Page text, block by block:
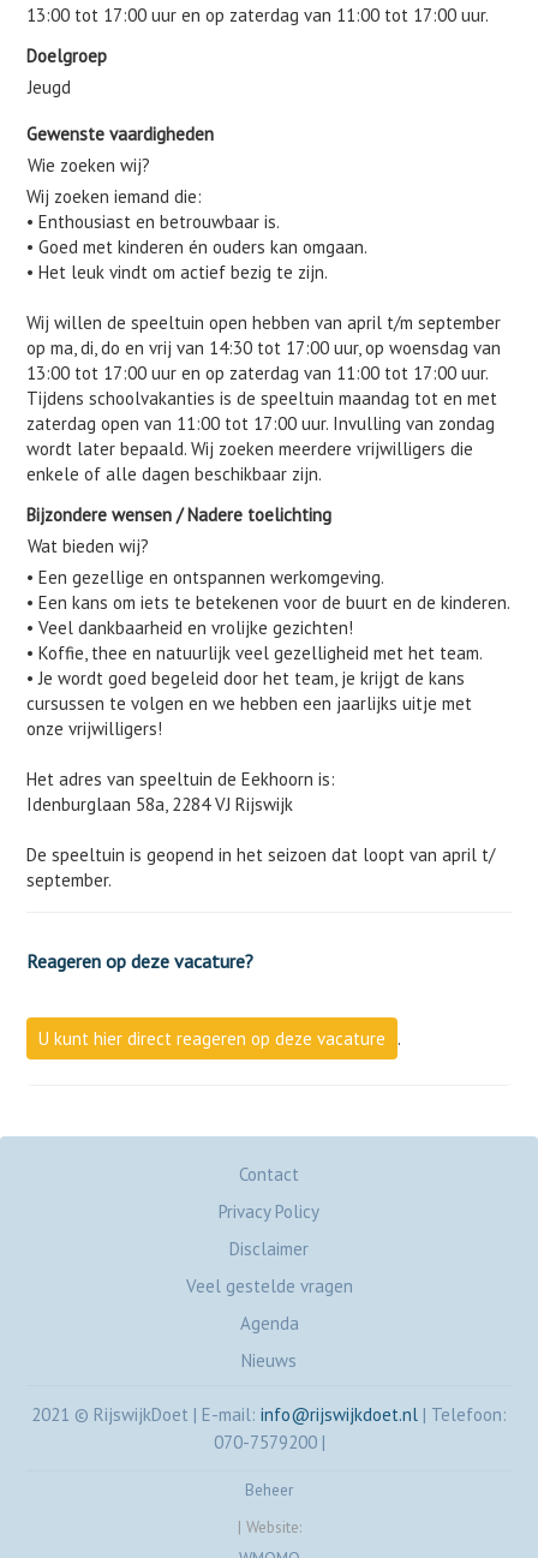
13:00 tot 17:00 uur en op zaterdag van 11:00 tot 17:00 uur.
Doelgroep
Jeugd
Gewenste vaardigheden
Wie zoeken wij?
Wij zoeken iemand die:
• Enthousiast en betrouwbaar is.
• Goed met kinderen én ouders kan omgaan.
• Het leuk vindt om actief bezig te zijn.
Wij willen de speeltuin open hebben van april t/m september
op ma, di, do en vrij van 14:30 tot 17:00 uur, op woensdag van
13:00 tot 17:00 uur en op zaterdag van 11:00 tot 17:00 uur.
Tijdens schoolvakanties is de speeltuin maandag tot en met
zaterdag open van 11:00 tot 17:00 uur. Invulling van zondag
wordt later bepaald. Wij zoeken meerdere vrijwilligers die
enkele of alle dagen beschikbaar zijn.
Bijzondere wensen / Nadere toelichting
Wat bieden wij?
• Een gezellige en ontspannen werkomgeving.
• Een kans om iets te betekenen voor de buurt en de kinderen.
• Veel dankbaarheid en vrolijke gezichten!
• Koffie, thee en natuurlijk veel gezelligheid met het team.
• Je wordt goed begeleid door het team, je krijgt de kans
cursussen te volgen en we hebben een jaarlijks uitje met
onze vrijwilligers!
Het adres van speeltuin de Eekhoorn is:
Idenburglaan 58a, 2284 VJ Rijswijk
De speeltuin is geopend in het seizoen dat loopt van april t/
september.
Reageren op deze vacature?
U kunt hier direct reageren op deze vacature .
Contact
Privacy Policy
Disclaimer
Veel gestelde vragen
Agenda
Nieuws
2021 © RijswijkDoet | E-mail: info@rijswijkdoet.nl | Telefoon:
070-7579200 |
Beheer
| Website: